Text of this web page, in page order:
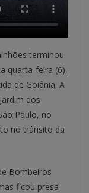
terminou
quarta-feira (6),
de Goiânia. A
dos
Paulo, no
no trânsito da
Bombeiros
ficou presa